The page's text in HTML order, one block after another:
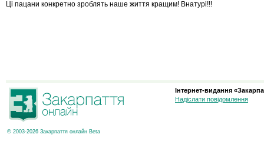
Ці пацани конкретно зроблять наше життя кращим! Внатурі!!!
© 2003-2026 Закарпаття онлайн Beta
Інтернет-видання
Надіслати повідомлення